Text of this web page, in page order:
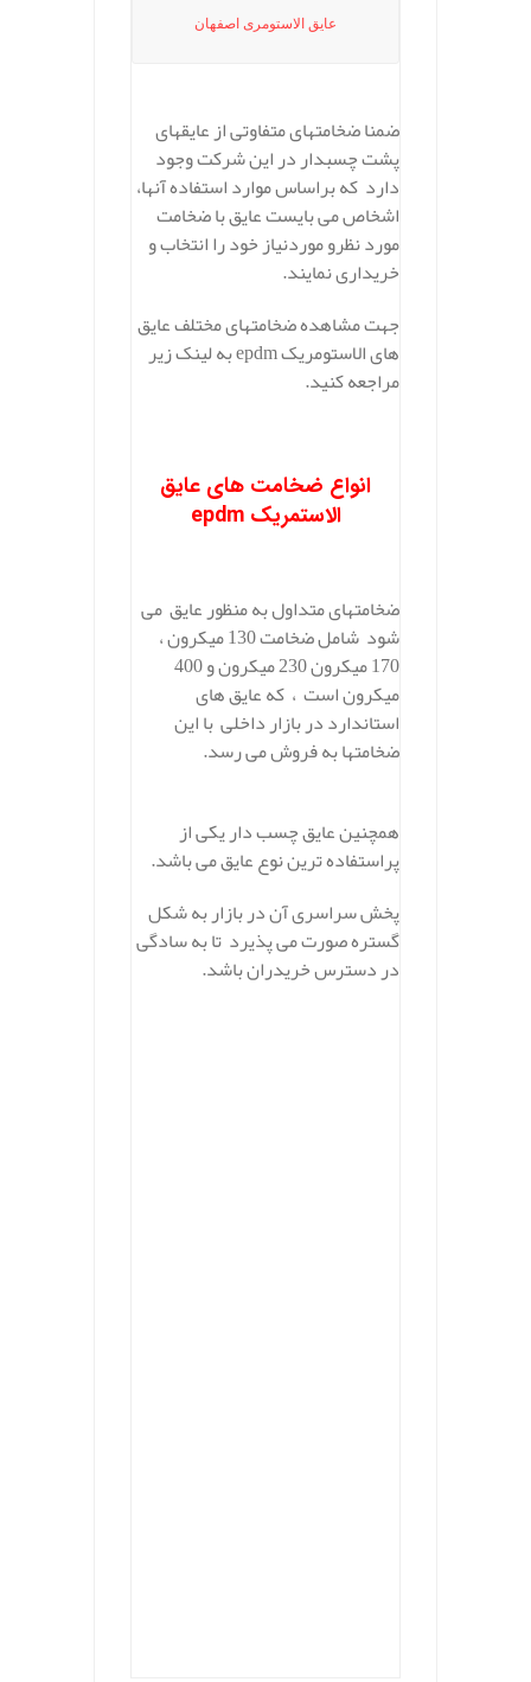
عایق الاستومری اصفهان
ضمنا ضخامتهای متفاوتی از عایقهای
پشت چسبدار در این شرکت وجود
دارد که براساس موارد استفاده آنها،
اشخاص می بایست عایق با ضخامت
مورد نظرو موردنیاز خود را انتخاب و
خریداری نمایند.
جهت مشاهده ضخامتهای مختلف عایق
های الاستومریک epdm به لینک زیر
مراجعه کنید.
انواع ضخامت های عایق
الاستمریک epdm
ضخامتهای متداول به منظور عایق می
شود شامل ضخامت 130 میکرون ،
170 میکرون 230 میکرون و 400
میکرون است ، که عایق های
استاندارد در بازار داخلی با این
ضخامتها به فروش می رسد.
همچنین عایق چسب دار یکی از
پراستفاده ترین نوع عایق می باشد.
پخش سراسری آن در بازار به شکل
گستره صورت می پذیرد تا به سادگی
در دسترس خریدران باشد.